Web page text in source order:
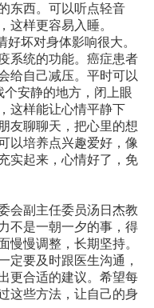
东西。可以听点轻音
这样更容易入睡。
好坏对身体影响很大。
系统的功能。癌症患者
给自己减压。平时可以
安静的地方，闭上眼
这样能让心情平静下
友聊聊天，把心里的想
以培养点兴趣爱好，像
实起来，心情好了，免
会副主任委员汤日杰教
不是一朝一夕的事，得
慢慢调整，长期坚持。
定要及时跟医生沟通，
更合适的建议。希望每
这些方法，让自己的身